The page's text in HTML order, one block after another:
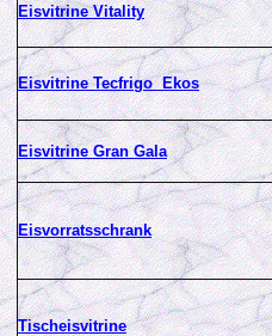
Eisvitrine Vitality
Eisvitrine Tecfrigo Ekos
Eisvitrine Gran Gala
Eisvorratsschrank
Tischeisvitrine